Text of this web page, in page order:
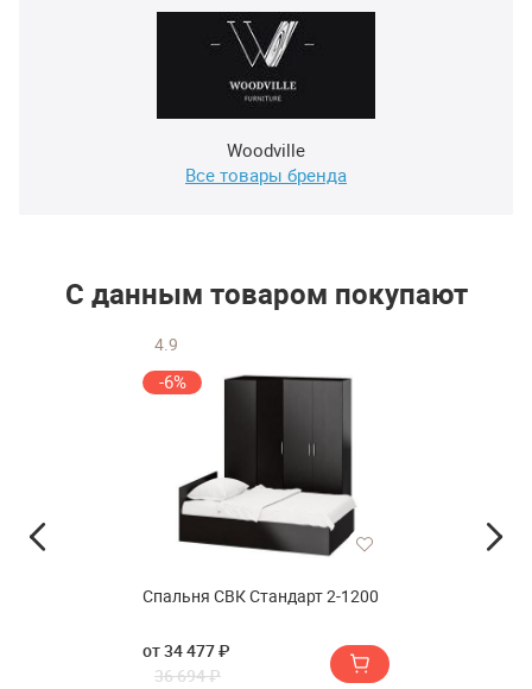
Woodville
Все товары бренда
С данным товаром покупают
4.9
-6%
Спальня СВК Стандарт 2-1200
от 34 477 ₽
36 694 ₽